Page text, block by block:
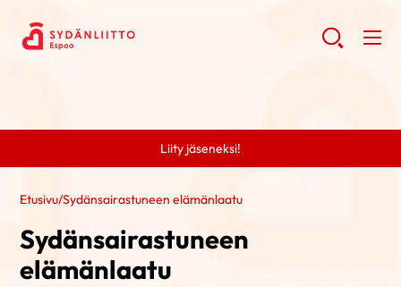
Liity jäseneksi!
Etusivu/Sydänsairastuneen elämänlaatu
Sydänsairastuneen
elämänlaatu